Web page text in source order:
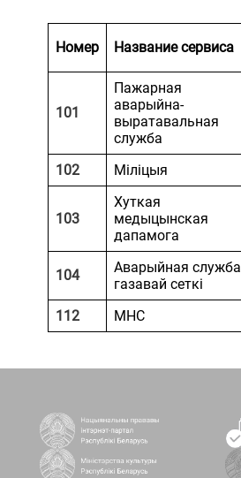
Номер Название сервиса
101
Пажарная
аварыйна-
выратавальная
служба
102 Міліцыя
103
Хуткая
медыцынская
дапамога
104
Аварыйная служба
газавай сеткі
112 МНС